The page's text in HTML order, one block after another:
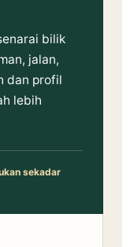
bilik
jalan,
dan profil
lebih
sekadar